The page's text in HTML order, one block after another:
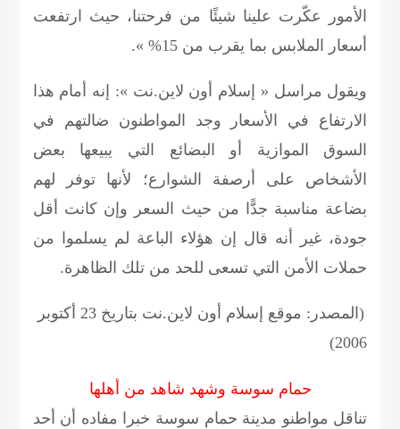
الأمور عكّرت علينا شيئًا من فرحتنا، حيث ارتفعت
أسعار الملابس بما يقرب من 15% ».
ويقول مراسل « إسلام أون لاين.نت »: إنه أمام هذا
الارتفاع في الأسعار وجد المواطنون ضالتهم في
السوق الموازية أو البضائع التي يبيعها بعض
الأشخاص على أرصفة الشوارع؛ لأنها توفر لهم
بضاعة مناسبة جدًّا من حيث السعر وإن كانت أقل
جودة، غير أنه قال إن هؤلاء الباعة لم يسلموا من
حملات الأمن التي تسعى للحد من تلك الظاهرة.
(المصدر: موقع إسلام أون لاين.نت بتاريخ 23 أكتوبر
2006)
حمام سوسة وشهد شاهد من أهلها
تناقل مواطنو مدينة حمام سوسة خبرا مفاده أن أحد